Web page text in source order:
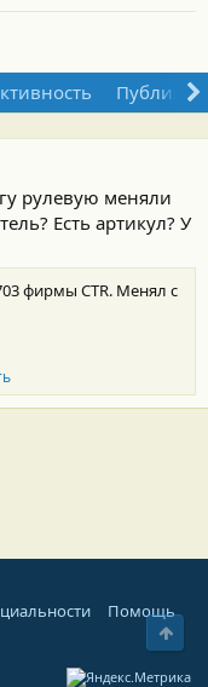
рулевую меняли
Есть артикул? У
фирмы CTR. Менял с
Помощь